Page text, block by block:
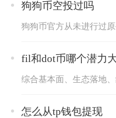
狗狗币空投过吗
fil和dot币哪个潜力
怎么从tp钱包提现